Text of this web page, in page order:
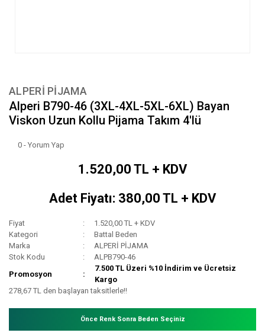
ALPERİ PİJAMA
Alperi B790-46 (3XL-4XL-5XL-6XL) Bayan
Viskon Uzun Kollu Pijama Takım 4'lü
0 - Yorum Yap
1.520,00 TL + KDV
Adet Fiyatı: 380,00 TL + KDV
Fiyat
1.520,00 TL + KDV
Kategori
Battal Beden
Marka
ALPERİ PİJAMA
Stok Kodu
ALPB790-46
Promosyon
7.500 TL Üzeri %10 İndirim ve Ücretsiz
Kargo
278,67 TL den başlayan taksitlerle!!
Önce Renk Sonra Beden Seçiniz